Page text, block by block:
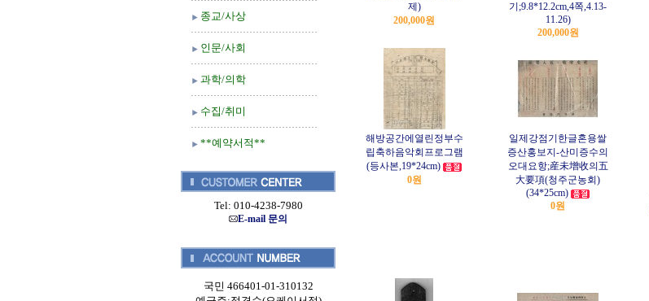
종교/사상
인문/사회
과학/의학
수집/취미
**예약서적**
Tel: 010-4238-7980
E-mail 문의
국민 466401-01-310132
제)
200,000원
기;9.8*12.2cm,4쪽,4.13-
11.26)
200,000원
해방공간에열린정부수
립축하음악회프로그램
(등사본,19*24cm)
0원
일제강점기한글혼용쌀
증산홍보지-산미증수의
오대요항;産未增收의五
大要項(청주군농회)
(34*25cm)
0원